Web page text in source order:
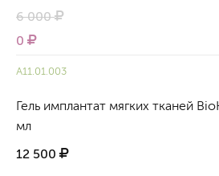
6 000
0
А11.01.003
Гель имплантат мягких тканей
мл
12 500